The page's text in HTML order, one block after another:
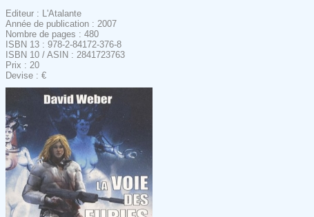
Editeur : L'Atalante
Année de publication : 2007
Nombre de pages : 480
ISBN 13 : 978-2-84172-376-8
ISBN 10 / ASIN : 2841723763
Prix : 20
Devise : €